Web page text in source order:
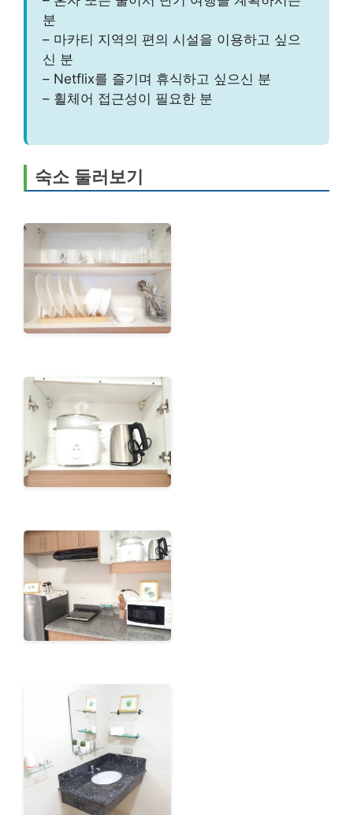
분
– 마카티 지역의 편의 시설을 이용하고 싶으
신 분
– Netflix를 즐기며 휴식하고 싶으신 분
– 휠체어 접근성이 필요한 분
숙소 둘러보기